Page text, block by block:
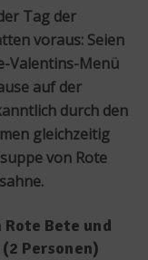
Tag der
voraus: Seien
Valentins-Menü
auf der
durch den
gleichzeitig
von Rote
Bete und
Personen)